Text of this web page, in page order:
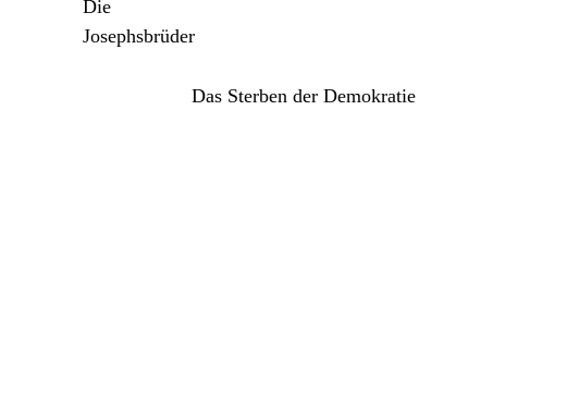
Das Sterben der Demokratie